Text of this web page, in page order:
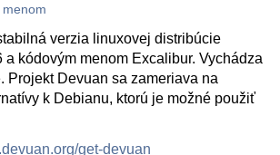
menom
verzia linuxovej distribúcie
a kódovým menom Excalibur. Vychádza
Projekt Devuan sa zameriava na
k Debianu, ktorú je možné použiť
get-devuan